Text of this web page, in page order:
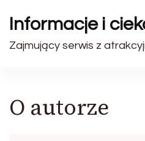
Informacje i
Zajmujący serwis z
O autorze